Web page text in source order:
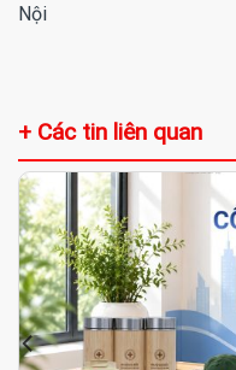
Nội
+ Các tin liên quan